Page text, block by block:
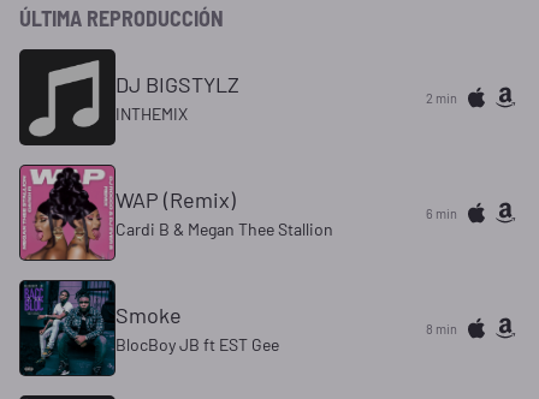
ÚLTIMA REPRODUCCIÓN
DJ BIGSTYLZ
INTHEMIX
2 min
WAP (Remix)
Cardi B & Megan Thee Stallion
6 min
Smoke
BlocBoy JB ft EST Gee
8 min